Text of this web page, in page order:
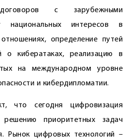
договоров с зарубежными
национальных интересов в
определение путей
о кибератаках, реализацию в
на международном уровне
и кибердипломатии.
что сегодня цифровизация
приоритетных задач
Рынок цифровых технологий –